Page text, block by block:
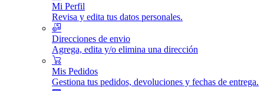
Mi Perfil
Revisa y edita tus datos personales.
Direcciones de envio
Agrega, edita y/o elimina una dirección
Mis Pedidos
Gestiona tus pedidos, devoluciones y fechas de entrega.